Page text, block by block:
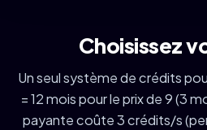
Choisissez
Un seul système de crédits
= 12 mois pour le prix de 9 (3
payante coûte 3 crédits/s